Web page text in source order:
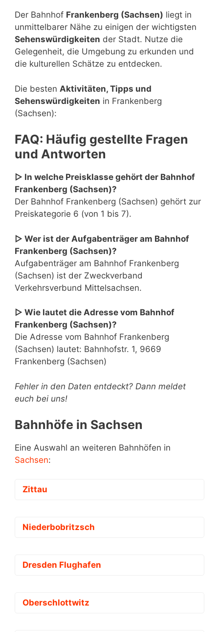
Der Bahnhof Frankenberg (Sachsen) liegt in
unmittelbarer Nähe zu einigen der wichtigsten
Sehenswürdigkeiten der Stadt. Nutze die
Gelegenheit, die Umgebung zu erkunden und
die kulturellen Schätze zu entdecken.
Die besten Aktivitäten, Tipps und
Sehenswürdigkeiten in Frankenberg
(Sachsen):
FAQ: Häufig gestellte Fragen
und Antworten
▷ In welche Preisklasse gehört der Bahnhof
Frankenberg (Sachsen)?
Der Bahnhof Frankenberg (Sachsen) gehört zur
Preiskategorie 6 (von 1 bis 7).
▷ Wer ist der Aufgabenträger am Bahnhof
Frankenberg (Sachsen)?
Aufgabenträger am Bahnhof Frankenberg
(Sachsen) ist der Zweckverband
Verkehrsverbund Mittelsachsen.
▷ Wie lautet die Adresse vom Bahnhof
Frankenberg (Sachsen)?
Die Adresse vom Bahnhof Frankenberg
(Sachsen) lautet: Bahnhofstr. 1, 9669
Frankenberg (Sachsen)
Fehler in den Daten entdeckt? Dann meldet
euch bei uns!
Bahnhöfe in Sachsen
Eine Auswahl an weiteren Bahnhöfen in
Sachsen:
Zittau
Niederbobritzsch
Dresden Flughafen
Oberschlottwitz